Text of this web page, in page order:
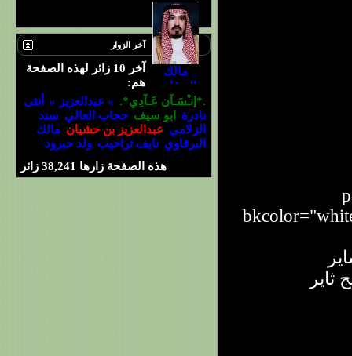
مالك
البرقاوي
آخر الزوار
آخر 10 زائر لهذه الصفحة
هم:
.*إنـْسَـآن عَـآدِي*. » عبدالعزيز «
أنثى
نادرة
ابو سيف حجاب العالي سند
الزلامي عبدالعزيز بن حشيان مالك
البرقاوي نايف تراحيب ولد حبرود
هذه الصفحة زارها 38,241 زائر